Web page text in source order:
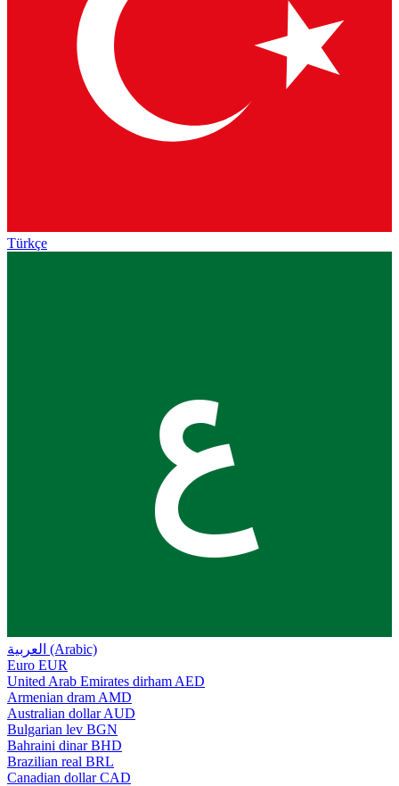
Türkçe
ع
العربية (Arabic)
Euro EUR
United Arab Emirates dirham AED
Armenian dram AMD
Australian dollar AUD
Bulgarian lev BGN
Bahraini dinar BHD
Brazilian real BRL
Canadian dollar CAD